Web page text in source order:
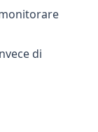
di